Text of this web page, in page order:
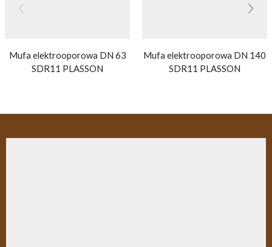
Mufa elektrooporowa DN 63
SDR11 PLASSON
Mufa elektrooporowa DN 140
SDR11 PLASSON